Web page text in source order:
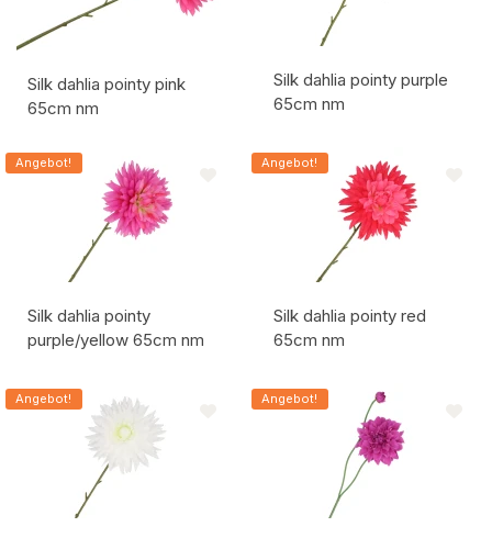
Silk dahlia pointy pink
65cm nm
Artikelcode:
Silk dahlia pointy purple
65cm nm
Artikelcode:
Angebot!
Silk dahlia pointy
purple/yellow 65cm nm
Artikelcode:
Angebot!
Silk dahlia pointy red
65cm nm
Artikelcode:
Angebot! Angebot!